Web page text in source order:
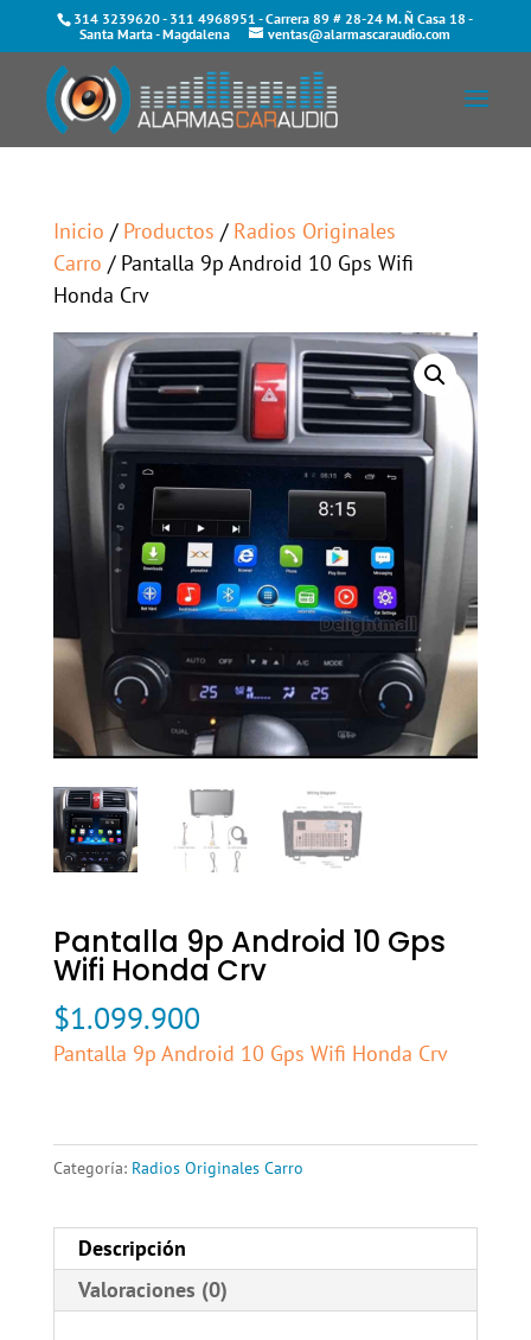
314 3239620- 311 4968951 - Carrera 89 # 28-24 M. Ñ Casa 18 -
Santa Marta - Magdalena
ventas@alarmascaraudio.com
Inicio / Productos / Radios Originales
Carro / Pantalla 9p Android 10 Gps Wifi
Honda Crv
Pantalla 9p Android 10 Gps
Wifi Honda Crv
$1.099.900
Pantalla 9p Android 10 Gps Wifi Honda Crv
Categoría: Radios Originales Carro
Descripción
Valoraciones (0)